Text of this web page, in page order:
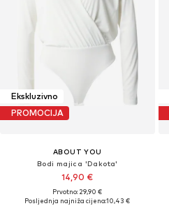
Ekskluzivno
PROMOCIJA
ABOUT YOU
Bodi majica 'Dakota'
14,90 €
Prvotno: 29,90 €
Posljednja najniža cijena:10,43 €